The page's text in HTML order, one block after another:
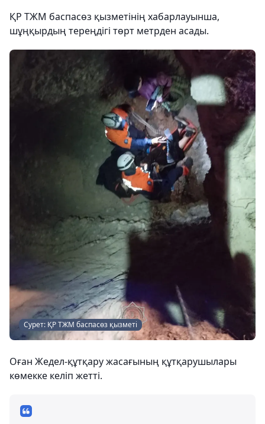
ҚР ТЖМ баспасөз қызметінің хабарлауынша,
шұңқырдың тереңдігі төрт метрден асады.
Сурет: ҚР ТЖМ баспасөз қызметі
Оған Жедел-құтқару жасағының құтқарушылары
көмекке келіп жетті.